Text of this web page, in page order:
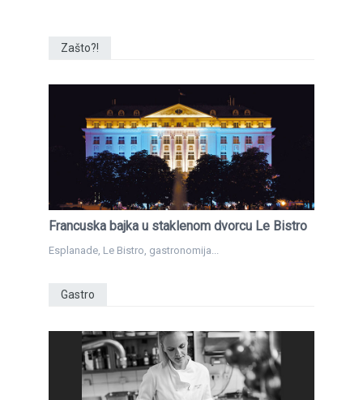
Zašto?!
Francuska bajka u staklenom dvorcu Le Bistro
Esplanade, Le Bistro, gastronomija...
Gastro